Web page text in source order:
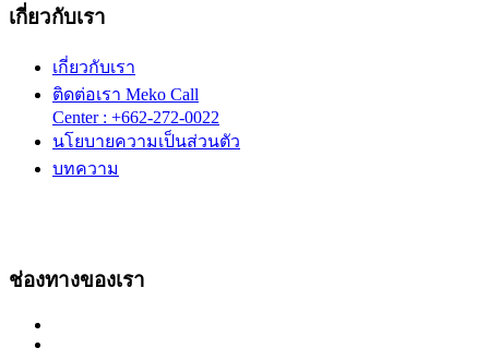
เกี่ยวกับเรา
เกี่ยวกับเรา
ติดต่อเรา Meko Call
Center : +662-272-0022
นโยบายความเป็นส่วนตัว
บทความ
ช่องทางของเรา